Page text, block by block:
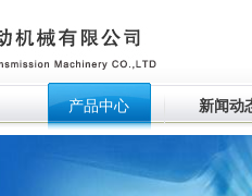
产品中心 新闻动